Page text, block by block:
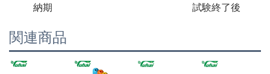
納期
試験終了後
関連商品